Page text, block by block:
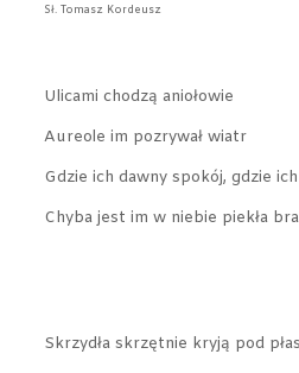
Sł. Tomasz Kordeusz
Ulicami chodzą aniołowie
Aureole im pozrywał wiatr
Gdzie ich dawny spokój, gdzie
Chyba jest im w niebie piekła
Skrzydła skrzętnie kryją pod